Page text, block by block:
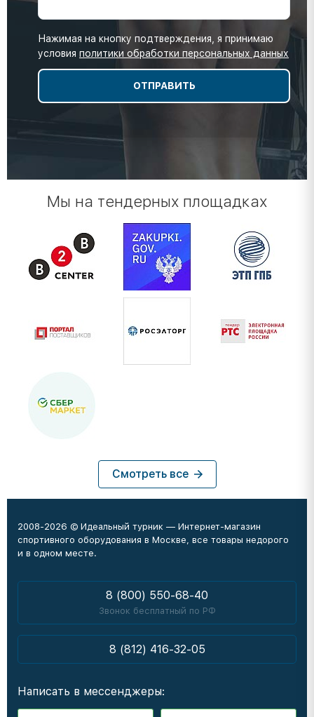
Нажимая на кнопку подтверждения, я принимаю
условия политики обработки персональных данных
Мы на тендерных площадках
Смотреть все
2008-2026 © Идеальный турник — Интернет-магазин
спортивного оборудования в Москве, все товары недорого
и в одном месте.
8 (800) 550-68-40
Звонок бесплатный по РФ
8 (812) 416-32-05
Написать в мессенджеры: